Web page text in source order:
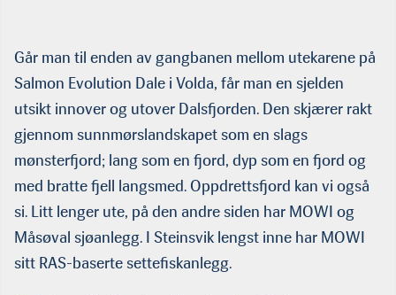
Går man til enden av gangbanen mellom utekarene på
Salmon Evolution Dale i Volda, får man en sjelden
utsikt innover og utover Dalsfjorden. Den skjærer rakt
gjennom sunnmørslandskapet som en slags
mønsterfjord; lang som en fjord, dyp som en fjord og
med bratte fjell langsmed. Oppdrettsfjord kan vi også
si. Litt lenger ute, på den andre siden har MOWI og
Måsøval sjøanlegg. I Steinsvik lengst inne har MOWI
sitt RAS-baserte settefiskanlegg.